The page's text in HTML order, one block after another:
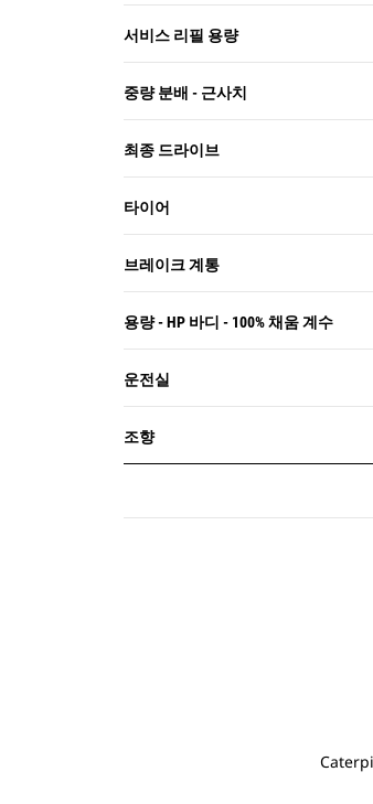
서비스 리필 용량
중량 분배 - 근사치
최종 드라이브
타이어
브레이크 계통
용량 - HP 바디 - 100% 채움 계수
운전실
조향